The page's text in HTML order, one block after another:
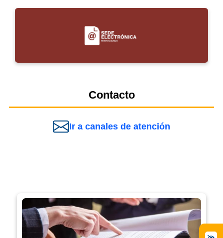
Contacto
Ir a canales de atención